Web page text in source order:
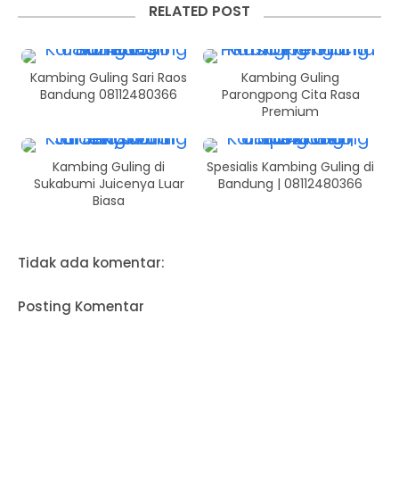
RELATED POST
Kambing Guling Sari Raos
Bandung 08112480366
Kambing Guling
Parongpong Cita Rasa
Premium
Kambing Guling di
Sukabumi Juicenya Luar
Biasa
Spesialis Kambing Guling di
Bandung | 08112480366
Tidak ada komentar:
Posting Komentar